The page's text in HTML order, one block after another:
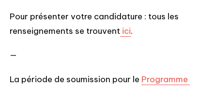
Pour présenter votre candidature : tous les
renseignements se trouvent ici.
—
La période de soumission pour le Programme